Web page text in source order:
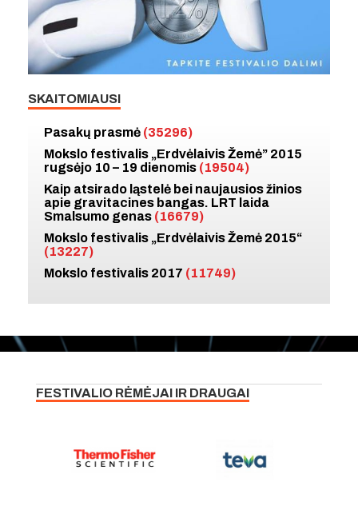
SKAITOMIAUSI
Pasakų prasmė (35296)
Mokslo festivalis „Erdvėlaivis Žemė” 2015
rugsėjo 10 – 19 dienomis (19504)
Kaip atsirado ląstelė bei naujausios žinios
apie gravitacines bangas. LRT laida
Smalsumo genas (16679)
Mokslo festivalis „Erdvėlaivis Žemė 2015“
(13227)
Mokslo festivalis 2017 (11749)
FESTIVALIO RĖMĖJAI IR DRAUGAI